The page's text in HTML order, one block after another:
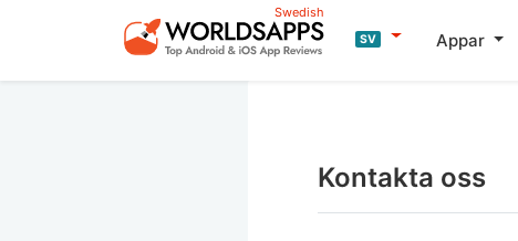
Swedish
SV Appar
Kontakta oss